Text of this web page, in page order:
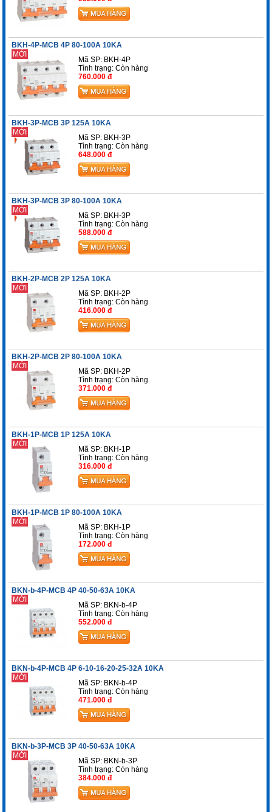
BKH-4P-MCB 4P 80-100A 10KA
MỚI
Mã SP: BKH-4P
Tình trạng:Còn hàng
760.000 đ
BKH-3P-MCB 3P 125A 10KA
MỚI
Mã SP: BKH-3P
Tình trạng:Còn hàng
648.000 đ
BKH-3P-MCB 3P 80-100A 10KA
MỚI
Mã SP: BKH-3P
Tình trạng:Còn hàng
588.000 đ
BKH-2P-MCB 2P 125A 10KA
MỚI
Mã SP: BKH-2P
Tình trạng:Còn hàng
416.000 đ
BKH-2P-MCB 2P 80-100A 10KA
MỚI
Mã SP: BKH-2P
Tình trạng:Còn hàng
371.000 đ
BKH-1P-MCB 1P 125A 10KA
MỚI
Mã SP: BKH-1P
Tình trạng:Còn hàng
316.000 đ
BKH-1P-MCB 1P 80-100A 10KA
MỚI
Mã SP: BKH-1P
Tình trạng:Còn hàng
172.000 đ
BKN-b-4P-MCB 4P 40-50-63A 10KA
MỚI
Mã SP: BKN-b-4P
Tình trạng:Còn hàng
552.000 đ
BKN-b-4P-MCB 4P 6-10-16-20-25-32A 10KA
MỚI
Mã SP: BKN-b-4P
Tình trạng:Còn hàng
471.000 đ
BKN-b-3P-MCB 3P 40-50-63A 10KA
MỚI
Mã SP: BKN-b-3P
Tình trạng:Còn hàng
384.000 đ